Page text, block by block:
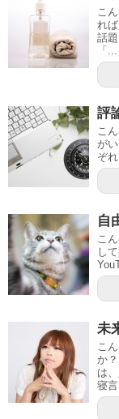
こ
れ
話
「...
評
こ
が
ぞ
自
こ
し
未
こ
か
は
寝